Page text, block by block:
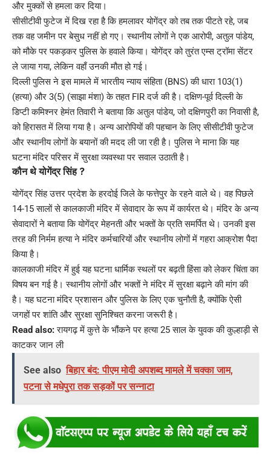
और मुक्कों से हमला कर दिया।
सीसीटीवी फुटेज में दिख रहा है कि हमलावर योगेंद्र को तब तक पीटते रहे, जब
तक वह जमीन पर बेसुध नहीं हो गए। स्थानीय लोगों ने एक आरोपी, अतुल पांडेय,
को मौके पर पकड़कर पुलिस के हवाले किया। योगेंद्र को तुरंत एम्स ट्रॉमा सेंटर
ले जाया गया, लेकिन वहाँ उनकी मौत हो गई।
दिल्ली पुलिस ने इस मामले में भारतीय न्याय संहिता (BNS) की धारा 103(1)
(हत्या) और 3(5) (साझा मंशा) के तहत FIR दर्ज की है। दक्षिण-पूर्व दिल्ली के
डिप्टी कमिश्नर हेमंत तिवारी ने बताया कि अतुल पांडेय, जो दक्षिणपुरी का निवासी है,
को हिरासत में लिया गया है। अन्य आरोपियों की पहचान के लिए सीसीटीवी फुटेज
और स्थानीय लोगों के बयानों की मदद ली जा रही है। पुलिस ने माना कि यह
घटना मंदिर परिसर में सुरक्षा व्यवस्था पर सवाल उठाती है।
कौन थे योगेंद्र सिंह ?
योगेंद्र सिंह उत्तर प्रदेश के हरदोई जिले के फत्तेपुर के रहने वाले थे। वह पिछले
14-15 सालों से कालकाजी मंदिर में सेवादार के रूप में कार्यरत थे। मंदिर के अन्य
सेवादारों ने बताया कि योगेंद्र मेहनती और भक्तों के प्रति समर्पित थे। उनकी इस
तरह की निर्मम हत्या ने मंदिर कर्मचारियों और स्थानीय लोगों में गहरा आक्रोश पैदा
किया है।
कालकाजी मंदिर में हुई यह घटना धार्मिक स्थलों पर बढ़ती हिंसा को लेकर चिंता का
विषय बन गई है। स्थानीय लोगों और भक्तों ने मंदिर में सुरक्षा बढ़ाने की मांग की
है। यह घटना मंदिर प्रशासन और पुलिस के लिए एक चुनौती है, क्योंकि ऐसी
जगहों पर शांति और सुरक्षा सुनिश्चित करना जरूरी है।
Read also: रायगढ़ में कुत्ते के भौंकने पर हत्या 25 साल के युवक की कुल्हाड़ी से
काटकर जान ली
See also बिहार बंद: पीएम मोदी अपशब्द मामले में चक्का जाम,
पटना से मधेपुरा तक सड़कों पर सन्नाटा